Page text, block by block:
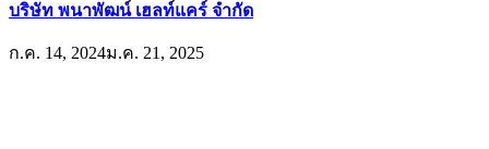
บริษัท พนาพัฒน์ เฮลท์แคร์ จำกัด
ก.ค. 14, 2024ม.ค. 21, 2025